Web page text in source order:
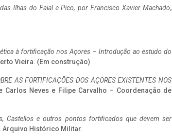
Ilhas do Faial e Pico, por Francisco Xavier Machado,
à fortificação nos Açores – Introdução ao estudo do
Vieira. (Em construção)
AS FORTIFICAÇÕES DOS AÇORES EXISTENTES NOS
Carlos Neves e Filipe Carvalho – Coordenação de
Castellos e outros pontos fortificados que devem ser
. Arquivo Histórico Militar.